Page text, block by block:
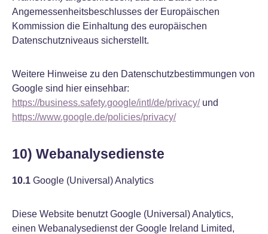
Angemessenheitsbeschlusses der Europäischen
Kommission die Einhaltung des europäischen
Datenschutzniveaus sicherstellt.
Weitere Hinweise zu den Datenschutzbestimmungen von
Google sind hier einsehbar:
https://business.safety.google/intl/de/privacy/und
https://www.google.de/policies/privacy/
10) Webanalysedienste
10.1 Google (Universal) Analytics
Diese Website benutzt Google (Universal) Analytics,
einen Webanalysedienst der Google Ireland Limited,